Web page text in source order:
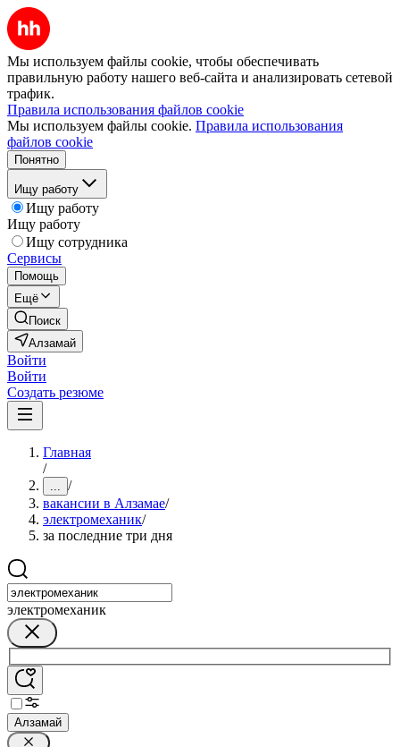
Мы используем файлы cookie, чтобы обеспечивать
правильную работу нашего веб-сайта и анализировать сетевой
трафик.
Правила использования файлов cookie
Мы используем файлы cookie. Правила использования
файлов cookie
Понятно
Ищу работу
Ищу работу
Ищу работу
Ищу сотрудника
Сервисы
Помощь
Ещё
Поиск
Алзамай
Войти
Войти
Создать резюме
Главная
/
... /
вакансии в Алзамае/
электромеханик/
за последние три дня
электромеханик
Алзамай